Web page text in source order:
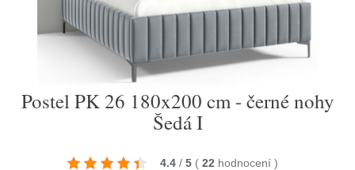
Postel PK 26 180x200 cm - černé nohy
Šedá I
4.4 / 5 ( 22 hodnocení )